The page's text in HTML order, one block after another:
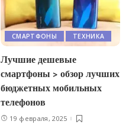
СМАРТФОНЫ ТЕХНИКА
Лучшие дешевые
смартфоны > обзор лучших
бюджетных мобильных
телефонов
19 февраля, 2025